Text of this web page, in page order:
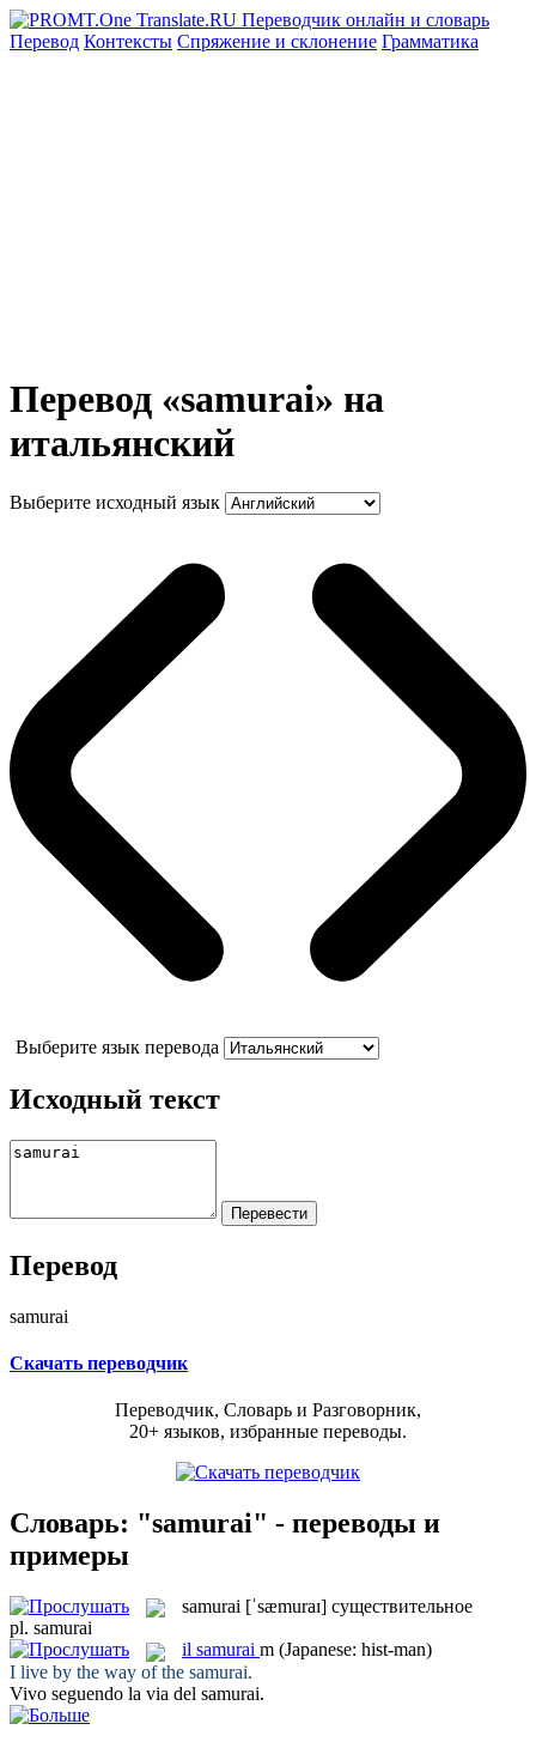
Перевод Контексты Спряжение и склонение Грамматика
Перевод «samurai» на
итальянский
Выберите исходный язык
Выберите язык перевода
Исходный текст
Перевод
samurai
Скачать переводчик
Переводчик, Словарь и Разговорник,
20+ языков, избранные переводы.
Словарь: "samurai" - переводы и
примеры
samurai [ˈsæmuraɪ] существительное
pl. samurai
il samurai m (Japanese: hist-man)
I live by the way of the samurai.
Vivo seguendo la via del samurai.